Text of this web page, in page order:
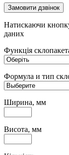
Замовити дзвінок
Натискаючи
даних
Функція
Формула и тип
Ширина, мм
Висота, мм